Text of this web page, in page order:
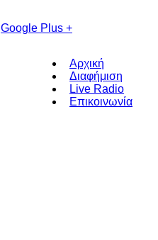
Google Plus +
Αρχική
Διαφήμιση
Live Radio
Επικοινωνία